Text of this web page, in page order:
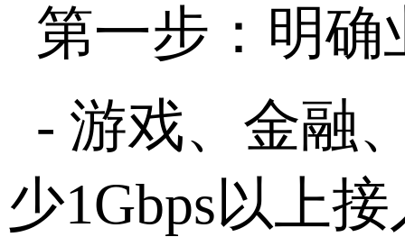
第一步：明
- 游戏、金融
少1Gbps以上